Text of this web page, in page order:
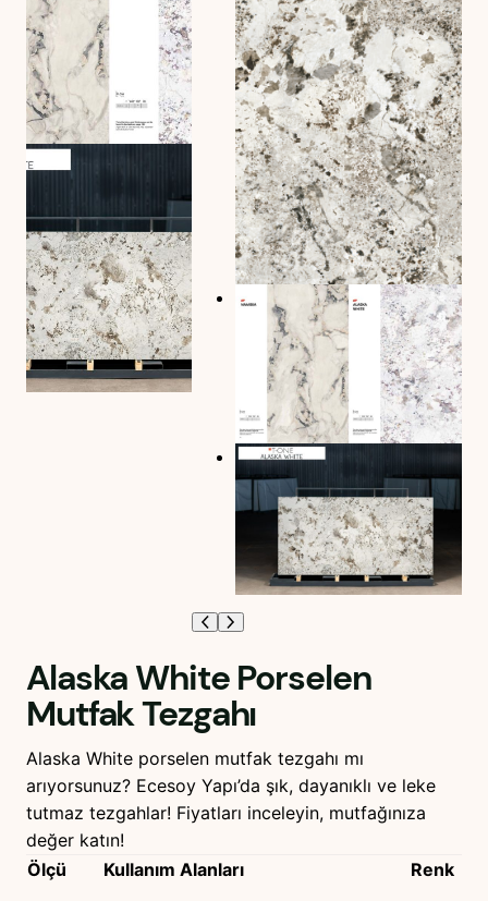
Alaska White Porselen
Mutfak Tezgahı
Alaska White porselen mutfak tezgahı mı
arıyorsunuz? Ecesoy Yapı’da şık, dayanıklı ve leke
tutmaz tezgahlar! Fiyatları inceleyin, mutfağınıza
değer katın!
Ölçü
Kullanım Alanları Renk